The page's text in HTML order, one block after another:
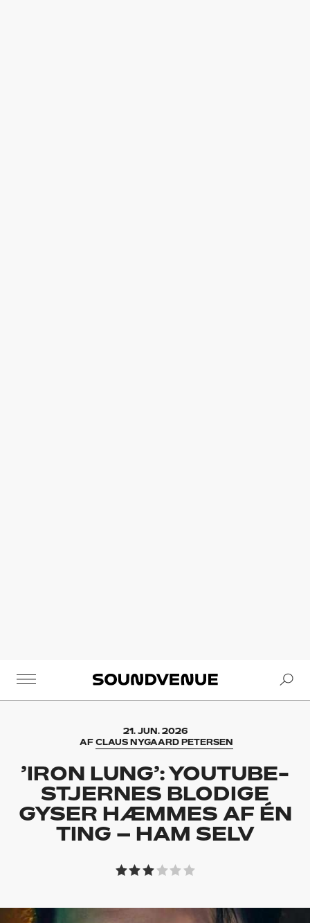
Soundvenue
21. JUN. 2026
AFCLAUS NYGAARD PETERSEN
’IRON LUNG’: YOUTUBE-
STJERNES BLODIGE
GYSER HÆMMES AF ÉN
TING – HAM SELV